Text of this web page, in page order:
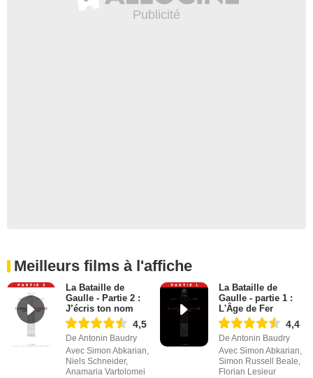
Meilleurs films à l'affiche
La Bataille de
Gaulle - Partie 2 :
J’écris ton nom
4,5
De Antonin Baudry
Avec Simon Abkarian,
Niels Schneider,
Anamaria Vartolomei
La Bataille de
Gaulle - partie 1 :
L'Âge de Fer
4,4
De Antonin Baudry
Avec Simon Abkarian,
Simon Russell Beale,
Florian Lesieur